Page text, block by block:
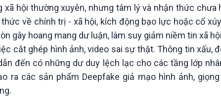
hội thường xuyên, nhưng tâm lý và nhận thức chưa
về chính trị - xã hội, kích động bạo lực hoặc cổ
gây hoang mang dư luận, làm suy giảm niềm tin xã
cắt ghép hình ảnh, video sai sự thật. Thông tin xấu,
đến có những dư duy lệch lạc cho các tầng lớp
ra các sản phẩm Deepfake giả mạo hình ảnh,